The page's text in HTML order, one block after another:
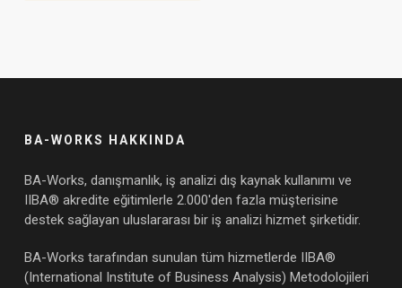
BA-WORKS HAKKINDA
BA-Works, danışmanlık, iş analizi dış kaynak kullanımı ve
IIBA® akredite eğitimlerle 2.000'den fazla müşterisine
destek sağlayan uluslararası bir iş analizi hizmet şirketidir.
BA-Works tarafından sunulan tüm hizmetlerde IIBA®
(International Institute of Business Analysis) Metodolojileri